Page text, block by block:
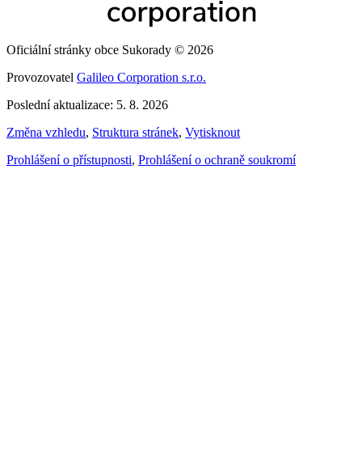
Oficiální stránky obce Sukorady © 2026
Provozovatel Galileo Corporation s.r.o.
Poslední aktualizace: 5. 8. 2026
Změna vzhledu, Struktura stránek, Vytisknout
Prohlášení o přístupnosti, Prohlášení o ochraně soukromí